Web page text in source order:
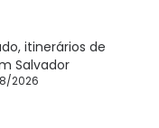
itinerários de
Salvador
2026